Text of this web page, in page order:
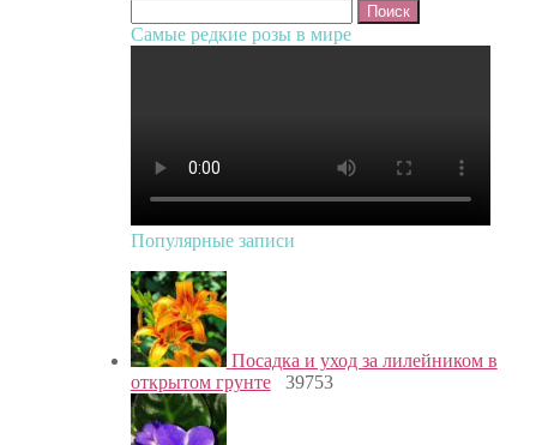
Самые редкие розы в мире
Популярные записи
Посадка и уход за лилейником в
открытом грунте
39753